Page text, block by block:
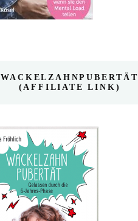
WACKELZAHNPUBERTÄT
(AFFILIATE LINK)